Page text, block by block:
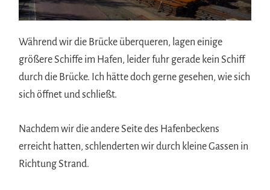
Während wir die Brücke überqueren, lagen einige
größere Schiffe im Hafen, leider fuhr gerade kein Schiff
durch die Brücke. Ich hätte doch gerne gesehen, wie sich
sich öffnet und schließt.
Nachdem wir die andere Seite des Hafenbeckens
erreicht hatten, schlenderten wir durch kleine Gassen in
Richtung Strand.